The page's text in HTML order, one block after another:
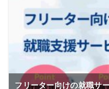
フリーター向けの就職サ